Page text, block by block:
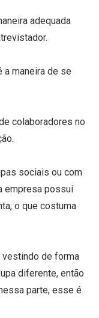
adequada
maneira de se
colaboradores no
sociais ou com
empresa possui
o que costuma
de forma
diferente, então
parte, esse é